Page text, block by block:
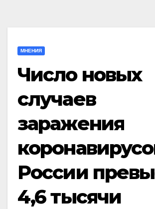
МНЕНИЯ
Число новых
случаев
заражения
России
4,6 тысячи